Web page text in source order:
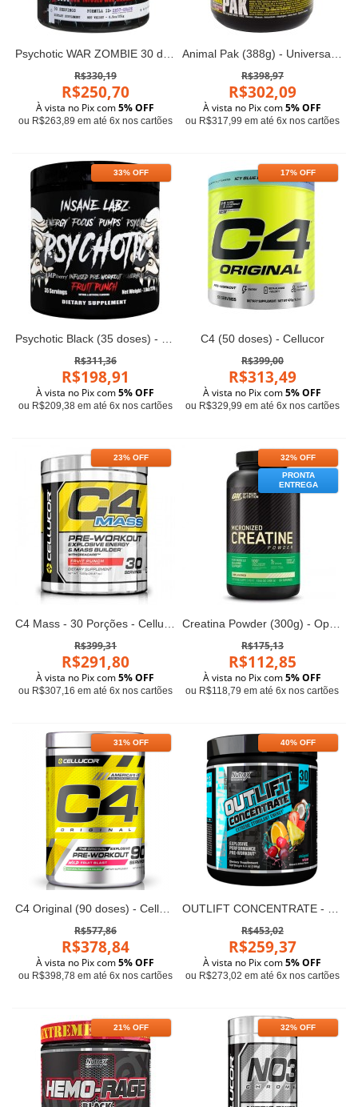
Psychotic WAR ZOMBIE 30 doses
R$330,19
R$250,70
À vista no Pix com5% OFF
ou R$263,89 em até 6x nos cartões
Animal Pak (388g) - Universal Nutrition
R$398,97
R$302,09
À vista no Pix com5% OFF
ou R$317,99 em até 6x nos cartões
33% OFF
Psychotic Black (35 doses) - Insane Labz
R$311,36
R$198,91
À vista no Pix com5% OFF
ou R$209,38 em até 6x nos cartões
17% OFF
C4 (50 doses) - Cellucor
R$399,00
R$313,49
À vista no Pix com5% OFF
ou R$329,99 em até 6x nos cartões
23% OFF
C4 Mass - 30 Porções - Cellucor
R$399,31
R$291,80
À vista no Pix com5% OFF
ou R$307,16 em até 6x nos cartões
32% OFF
PRONTA
ENTREGA
Creatina Powder (300g) - Optimum
R$175,13
R$112,85
À vista no Pix com5% OFF
ou R$118,79 em até 6x nos cartões
31% OFF
C4 Original (90 doses) - Cellucor
R$577,86
R$378,84
À vista no Pix com5% OFF
ou R$398,78 em até 6x nos cartões
40% OFF
OUTLIFT CONCENTRATE - Nutrex (183g)
R$453,02
R$259,37
À vista no Pix com5% OFF
ou R$273,02 em até 6x nos cartões
21% OFF 32% OFF